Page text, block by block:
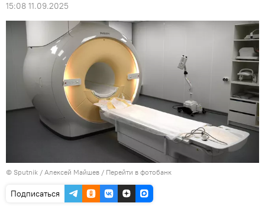
15:08 11.09.2025
© Sputnik / Алексей Майшев / Перейти в фотобанк
Подписаться